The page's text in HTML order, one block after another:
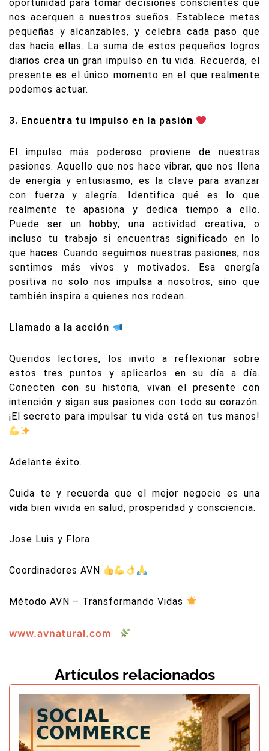
oportunidad para tomar decisiones conscientes que
nos acerquen a nuestros sueños. Establece metas
pequeñas y alcanzables, y celebra cada paso que
das hacia ellas. La suma de estos pequeños logros
diarios crea un gran impulso en tu vida. Recuerda, el
presente es el único momento en el que realmente
podemos actuar.
3. Encuentra tu impulso en la pasión
El impulso más poderoso proviene de nuestras
pasiones. Aquello que nos hace vibrar, que nos llena
de energía y entusiasmo, es la clave para avanzar
con fuerza y alegría. Identifica qué es lo que
realmente te apasiona y dedica tiempo a ello.
Puede ser un hobby, una actividad creativa, o
incluso tu trabajo si encuentras significado en lo
que haces. Cuando seguimos nuestras pasiones, nos
sentimos más vivos y motivados. Esa energía
positiva no solo nos impulsa a nosotros, sino que
también inspira a quienes nos rodean.
Llamado a la acción
Queridos lectores, los invito a reflexionar sobre
estos tres puntos y aplicarlos en su día a día.
Conecten con su historia, vivan el presente con
intención y sigan sus pasiones con todo su corazón.
¡El secreto para impulsar tu vida está en tus manos!
Adelante éxito.
Cuida te y recuerda que el mejor negocio es una
vida bien vivida en salud, prosperidad y consciencia.
Jose Luis y Flora.
Coordinadores AVN
Método AVN – Transformando Vidas
www.avnatural.com
Artículos relacionados